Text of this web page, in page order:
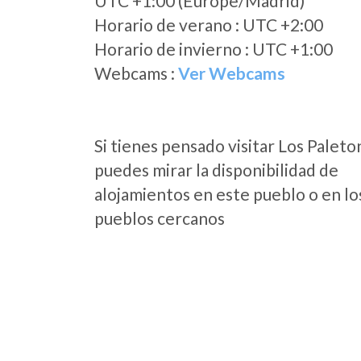
Horario de verano : UTC +2:00
Horario de invierno : UTC +1:00
Webcams : Ver Webcams
Si tienes pensado visitar Los
puedes mirar la disponibilidad de
alojamientos en este pueblo o en
pueblos cercanos